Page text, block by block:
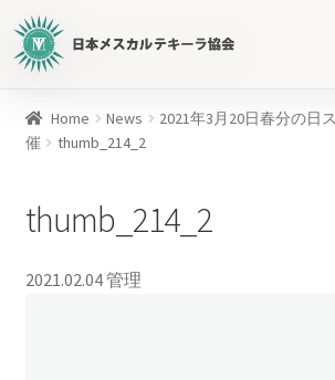
本
カ
キ
ー
ラ
商
品
検
索
Home News
2021年3月20日春分の日
催
thumb_214_2
thumb_214_2
2021.02.04管理